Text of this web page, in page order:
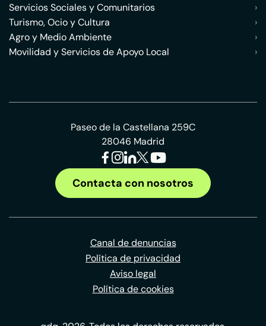
Servicios Sociales y Comunitarios
›
Turismo, Ocio y Cultura
›
Agro y Medio Ambiente
›
Movilidad y Servicios de Apoyo Local
›
Paseo de la Castellana 259C
28046 Madrid
Contacta con nosotros
Canal de denuncias
Política de privacidad
Aviso legal
Política de cookies